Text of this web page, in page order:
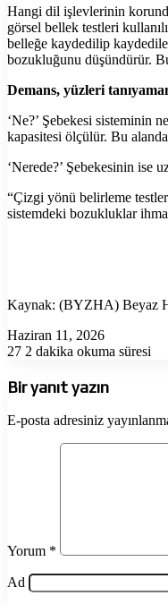
Hangi dil işlevlerinin
görsel bellek testleri
belleğe kaydedilip
bozukluğunu düşündürür.
Demans, yüzleri
‘Ne?’ Şebekesi sisteminin
kapasitesi ölçülür. Bu
‘Nerede?’ Şebekesinin ise
“Çizgi yönü belirleme
sistemdeki bozukluklar
Kaynak: (BYZHA) Beyaz
Haziran 11, 2026
27 2 dakika okuma süresi
Bir yanıt yazın
E-posta adresiniz
Yorum *
Ad